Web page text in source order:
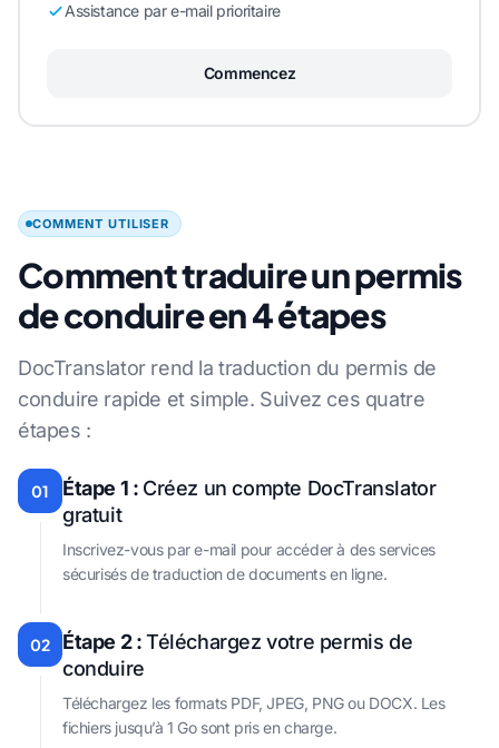
Assistance par e-mail prioritaire
Commencez
COMMENT UTILISER
Comment traduire un permis
de conduire en 4 étapes
DocTranslator rend la traduction du permis de
conduire rapide et simple. Suivez ces quatre
étapes :
01 Étape 1 : Créez un compte DocTranslator
gratuit
Inscrivez-vous par e-mail pour accéder à des services
sécurisés de traduction de documents en ligne.
02 Étape 2 :Téléchargez votre permis de
conduire
Téléchargez les formats PDF, JPEG, PNG ou DOCX. Les
fichiers jusqu’à 1 Go sont pris en charge.